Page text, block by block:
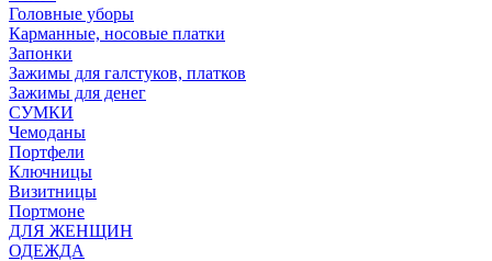
Головные уборы
Карманные, носовые платки
Запонки
Зажимы для галстуков, платков
Зажимы для денег
СУМКИ
Чемоданы
Портфели
Ключницы
Визитницы
Портмоне
ДЛЯ ЖЕНЩИН
ОДЕЖДА